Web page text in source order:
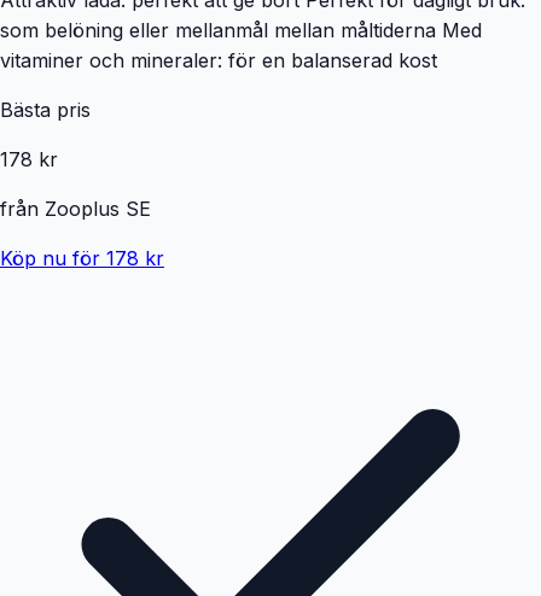
som belöning eller mellanmål mellan måltiderna Med
vitaminer och mineraler: för en balanserad kost
Bästa pris
178 kr
från Zooplus SE
Köp nu för 178 kr